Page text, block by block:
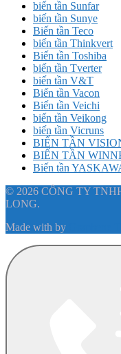
biến tần Sunfar
biến tần Sunye
Biến tần Teco
biến tần Thinkvert
Biến tần Toshiba
biến tần Tverter
biến tần V&T
Biến tần Vacon
Biến tần Veichi
biến tần Veikong
biến tần Vicruns
BIẾN TẦN
BIẾN TẦN
Biến tần
© 2026 CÔNG TY
LONG.
Made with by